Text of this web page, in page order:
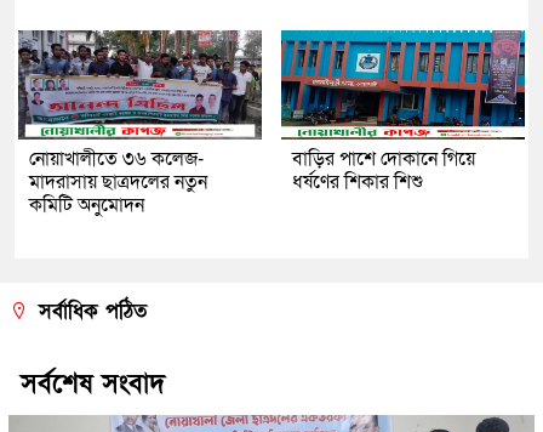
নোয়াখালীতে ৩৬ কলেজ-
মাদরাসায় ছাত্রদলের নতুন
কমিটি অনুমোদন
বাড়ির পাশে দোকানে গিয়ে
ধর্ষণের শিকার শিশু
সর্বাধিক পঠিত
সর্বশেষ সংবাদ